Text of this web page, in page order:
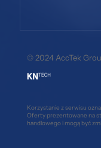
© 2024 AccTek
Korzystanie z serwisu
Oferty prezentowane na
handlowego i mogą być